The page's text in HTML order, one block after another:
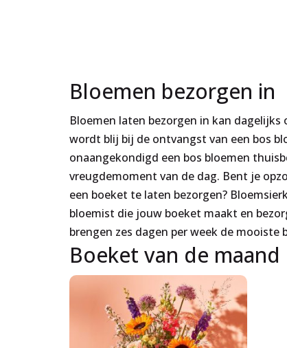
Bloemen bezorgen in
Bloemen laten bezorgen in kan dagelijks
wordt blij bij de ontvangst van een bos
onaangekondigd een bos bloemen
vreugdemoment van de dag. Bent je
een boeket te laten bezorgen?
bloemist die jouw boeket maakt en
brengen zes dagen per week de mooiste
Boeket van de maand